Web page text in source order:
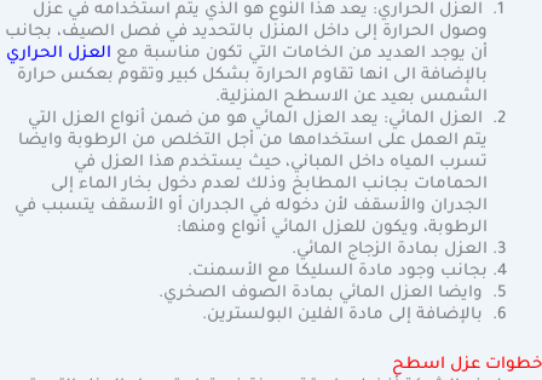
العزل الحراري: يعد هذا النوع هو الذي يتم استخدامه في عزل
وصول الحرارة إلى داخل المنزل بالتحديد في فصل الصيف، بجانب
أن يوجد العديد من الخامات التي تكون مناسبة مع العزل الحراري
بالإضافة الى انها تقاوم الحرارة بشكل كبير وتقوم بعكس حرارة
الشمس بعيد عن الاسطح المنزلية.
العزل المائي: يعد العزل المائي هو من ضمن أنواع العزل التي
يتم العمل على استخدامها من أجل التخلص من الرطوبة وايضا
تسرب المياه داخل المباني، حيث يستخدم هذا العزل في
الحمامات بجانب المطابخ وذلك لعدم دخول بخار الماء إلى
الجدران والأسقف لأن دخوله في الجدران أو الأسقف يتسبب في
الرطوبة، ويكون للعزل المائي أنواع ومنها:
العزل بمادة الزجاج المائي.
بجانب وجود مادة السليكا مع الأسمنت.
وايضا العزل المائي بمادة الصوف الصخري.
بالإضافة إلى مادة الفلين البولسترين.
خطوات عزل اسطح